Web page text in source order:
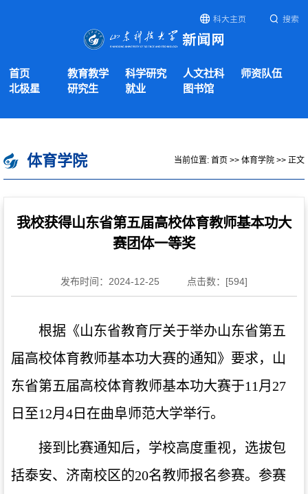
科大主页 搜索
首页 教育教学 科学研究 人文社科
师资队伍
北极星
研究生 就业 图书馆
体育学院 当前位置: 首页 >> 体育学院 >> 正文
我校获得山东省第五届高校体育教师基本功大
赛团体一等奖
发布时间：2024-12-25 点击数：[594]
根据《山东省教育厅关于举办山东省第五
届高校体育教师基本功大赛的通知》要求，山
东省第五届高校体育教师基本功大赛于11月27
日至12月4日 在曲阜师范大学举行。
接到比赛通知后，学校高度重视，选拔包
括泰安、济南校区的20名教师报名参赛。参赛